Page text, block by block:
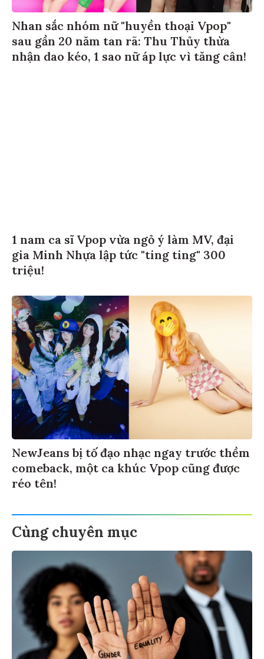
Nhan sắc nhóm nữ "huyền thoại Vpop"
sau gần 20 năm tan rã: Thu Thủy thừa
nhận dao kéo, 1 sao nữ áp lực vì tăng cân!
1 nam ca sĩ Vpop vừa ngỏ ý làm MV, đại
gia Minh Nhựa lập tức "ting ting" 300
triệu!
NewJeans bị tố đạo nhạc ngay trước thềm
comeback, một ca khúc Vpop cũng được
réo tên!
Cùng chuyên mục